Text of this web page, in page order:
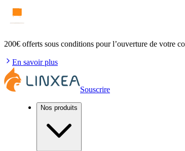
200€ offerts sous conditions pour l’ouverture de votre
En savoir plus
Souscrire
Nos produits